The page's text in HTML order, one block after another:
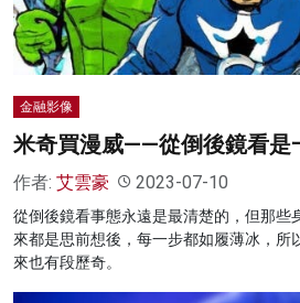
金融影像
米奇買漫威——從倒後鏡看是
作者: 艾雲豪 2023-07-10
從倒後鏡看事態永遠是最清楚的，但那些
來都是思前想後，每一步都如履薄冰，所
來也有段歷奇。